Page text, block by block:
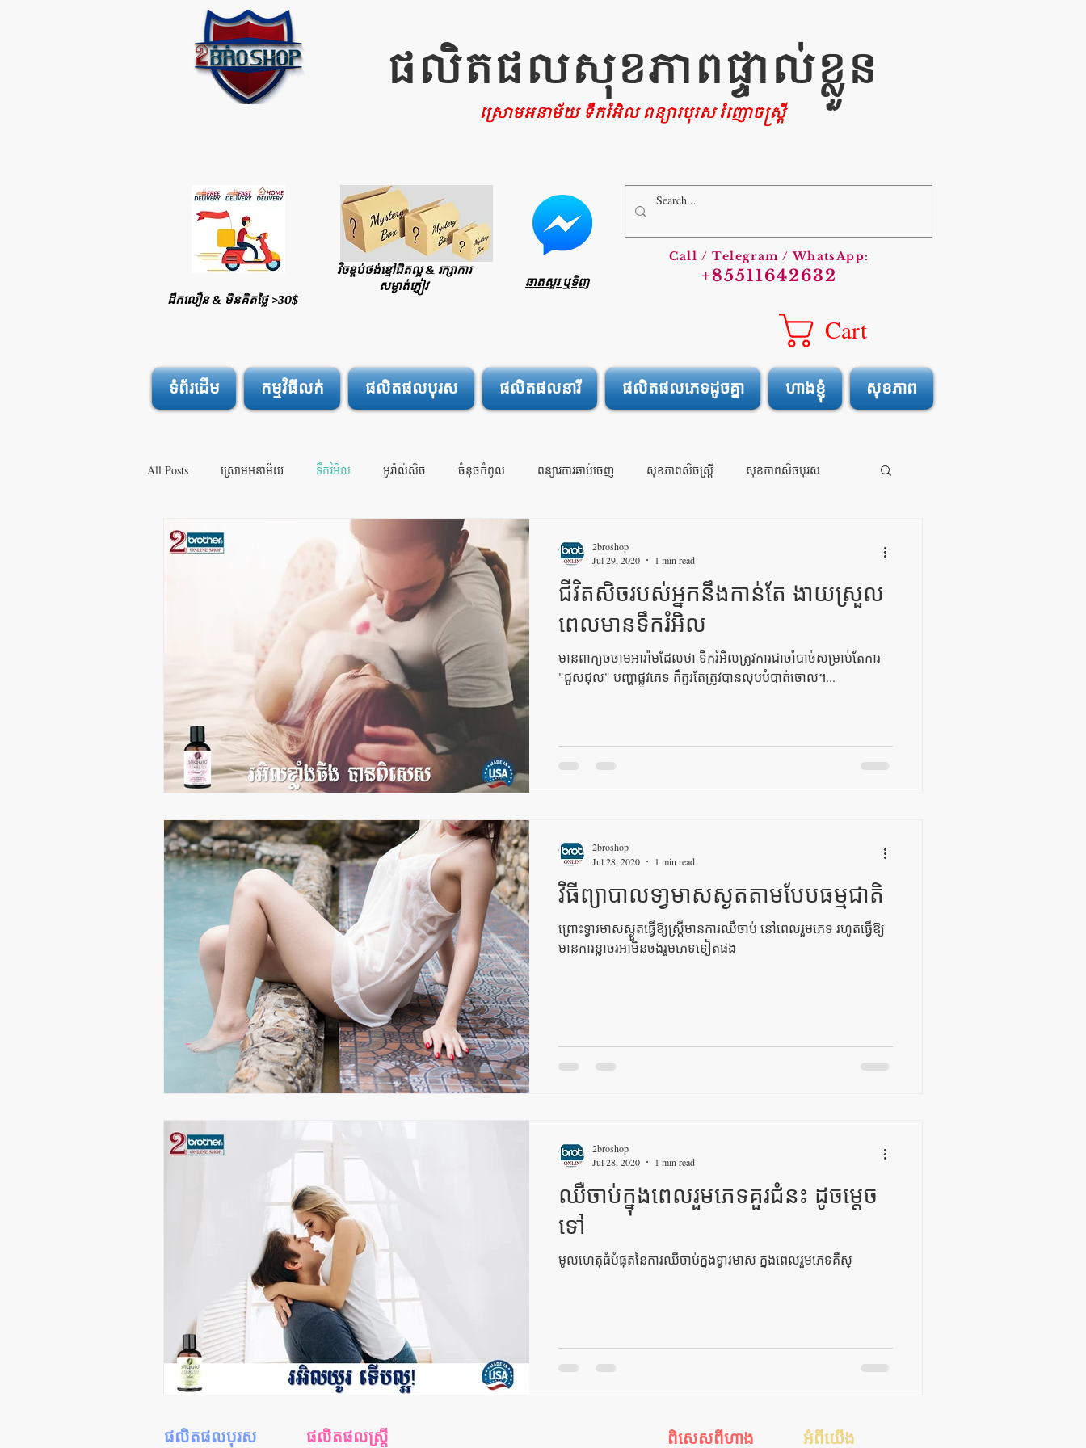
ផលិតផលសុខភាពផ្ទាល់ខ្លួន
ស្រោមអនាម័យ ទឹករំអិល ពន្យារបុរស រំញោចស្រ្តី
ដឹកលឿន & មិនគិតថ្លៃ >30$
វិចខ្ចប់ថង់ខ្មៅជិតល្អ & រក្សាការ
សម្ងាត់ភ្ញៀវ
ឆាតសួរ ឬទិញ
Call / Telegram / WhatsApp:
+85511642632
Cart
ទំព័រដើម កម្មវិធីលក់ ផលិតផលបុរស ផលិតផលនារី ផលិតផលភេទដូចគ្នា ហាងខ្ញុំ សុខភាព
All Posts ស្រោមអនាម័យ ទឹករំអិល អូរ៉ាល់សិច ចំនុចកំពូល ពន្យារការឆាប់ចេញ សុខភាពសិចស្រ្តី សុខភាពសិចបុរស
ឈឺចាប់ក្នុងពេលរួមភេទ សិចកាន់តែអស្ចារ្យ ទា្វមាសស្ងួត សិចលើកដំបូង
ជីវិតសិចរបស់អ្នកនឹងកាន់តែ ងាយស្រួល
ពេលមានទឹករំអិល
មានពាក្យចចាមអារ៉ាមដែលថា ទឹករំអិលត្រូវការជាចាំបាច់សម្រាប់តែការ
"ជួសជុល" បញ្ហាផ្លូវភេទ គឺគួរតែត្រូវបានលុបបំបាត់ចោល។...
2broshop
Jul 29, 2020
1 min read
វិធីព្យាបាលទា្វមាសស្ងួតតាមបែបធម្មជាតិ
ព្រោះទ្វារមាសស្ងួតធ្វើឱ្យស្ដ្រីមានការឈឺចាប់ នៅពេលរួមភេទ រហូតធ្វើឱ្យ
មានការខ្លាចរអាមិនចង់រួមភេទទៀតផង
2broshop
Jul 28, 2020
1 min read
ឈឺចាប់ក្នុងពេលរួមភេទគួរជំនះ ដូចម្តេច
ទៅ
មូលហេតុធំបំផុតនៃការឈឺចាប់ក្នុងទ្វារមាស ក្នុងពេលរួមភេទគឺស្
2broshop
Jul 28, 2020
1 min read
ផលិតផលបុរស ផលិតផលស្រ្តី ពិសេសពីហាង អំពីយើង